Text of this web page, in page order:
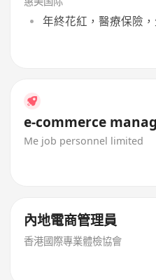
年終花紅，醫療保險
e-commerce
Me job personnel limited
內地電商管理員
香港國際專業體檢協會